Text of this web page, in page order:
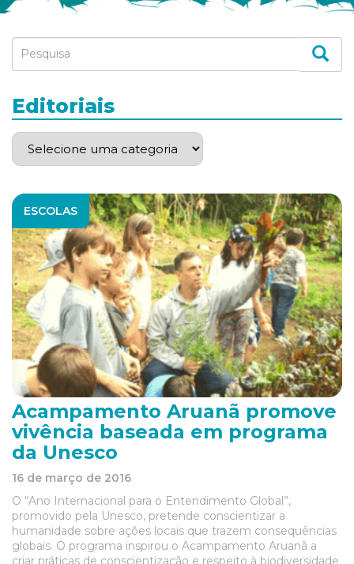
ESCOLAS
Acampamento Aruanã promove
vivência baseada em programa
da Unesco
16 de março de 2016
O “Ano Internacional para o Entendimento Global”,
promovido pela Unesco, pretende conscientizar a
humanidade sobre ações locais que trazem consequências
globais. O programa inspirou o Acampamento Aruanã a
criar práticas de conscientização e respeito à biodiversidade
Editoriais